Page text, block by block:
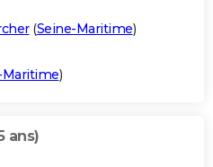
(Seine-Maritime)
Maritime)
ans)